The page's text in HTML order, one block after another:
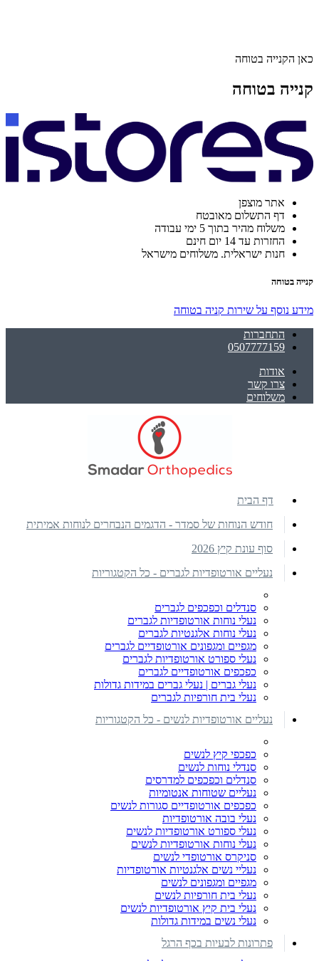
כאן הקנייה בטוחה
קנייה בטוחה
אתר מוצפן
דף התשלום מאובטח
משלוח מהיר בתוך 5 ימי עבודה
החזרות עד 14 יום חינם
חנות ישראלית. משלוחים מישראל
קנייה בטוחה
מידע נוסף על שירות קניה בטוחה
התחברות
0507777159
אודות
צרו קשר
משלוחים
דף הבית
חודש הנוחות של סמדר - הדגמים הנבחרים לנוחות אמיתית
סוף עונת קיץ 2026
נעליים אורטופדיות לגברים - כל הקטגוריות
סנדלים וכפכפים לגברים
נעלי נוחות אורטופדיות לגברים
נעלי נוחות אלגנטיות לגברים
מגפיים ומגפונים אורטופדיים לגברים
נעלי ספורט אורטופדיות לגברים
כפכפים אורטופדיים לגברים
נעלי גברים | נעלי גברים במידות גדולות
נעלי בית חורפיות לגברים
נעליים אורטופדיות לנשים - כל הקטגוריות
כפכפי קיץ לנשים
סנדלי נוחות לנשים
סנדלים וכפכפים למדרסים
נעליים שטוחות אנטומיות
כפכפים אורטופדיים סגורות לנשים
נעלי בובה אורטופדיות
נעלי ספורט אורטופדיות לנשים
נעלי נוחות אורטופדיות לנשים
סניקרס אורטופדי לנשים
נעליי נשים אלגנטיות אורטופדיות
מגפיים ומגפונים לנשים
נעלי בית חורפיות לנשים
נעלי בית קיץ אורטופדיות לנשים
נעלי נשים במידות גדולות
פתרונות לבעיות בכף הרגל